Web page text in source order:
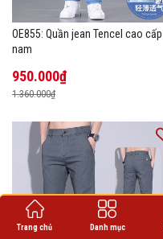
OE855: Quần jean Tencel cao cấp
nam
950.000₫
1.360.000₫
Trang chủ Danh mục